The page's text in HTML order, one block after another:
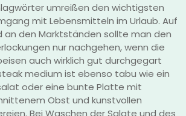
umreißen den wichtigsten
mit Lebensmitteln im Urlaub. Auf
an den Marktständen sollte man den
nur nachgehen, wenn die
auch wirklich gut durchgegart
medium ist ebenso tabu wie ein
oder eine bunte Platte mit
Obst und kunstvollen
Bei Waschen der Salate und des